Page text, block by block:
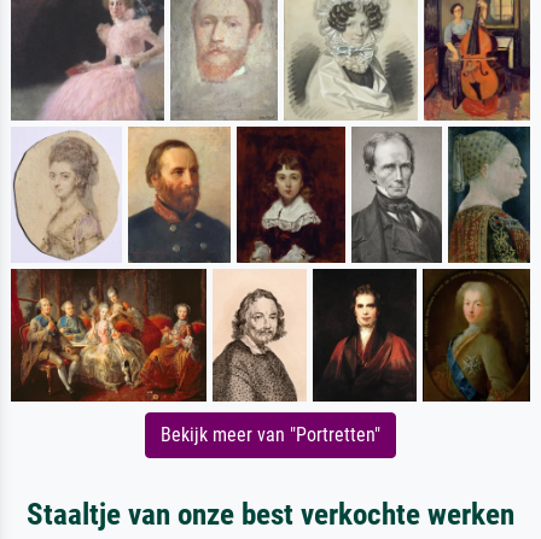
Bekijk meer van "Portretten"
Staaltje van onze best verkochte werken